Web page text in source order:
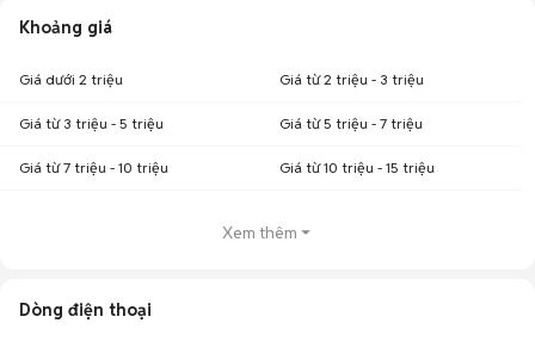
Khoảng giá
Giá dưới 2 triệu Giá từ 2 triệu - 3 triệu
Giá từ 3 triệu - 5 triệu Giá từ 5 triệu - 7 triệu
Giá từ 7 triệu - 10 triệu Giá từ 10 triệu - 15 triệu
Xem thêm
Dòng điện thoại